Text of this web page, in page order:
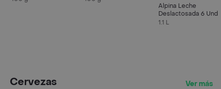
Alpina Leche
Deslactosada 6 Und
1.1 L
Cervezas Ver más